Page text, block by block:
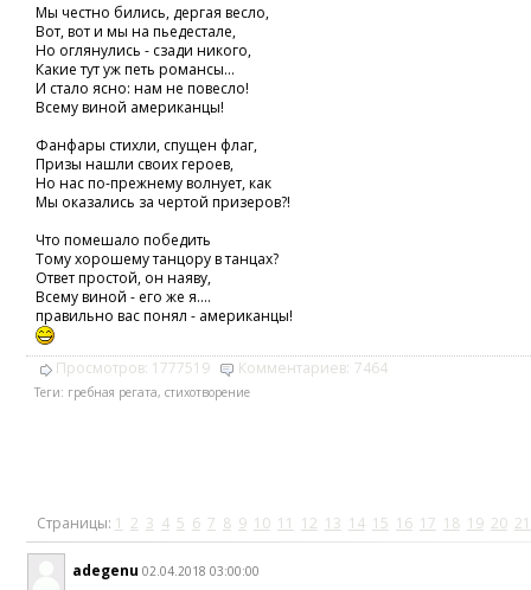
Мы честно бились, дергая весло,
Вот, вот и мы на пьедестале,
Но оглянулись - сзади никого,
Какие тут уж петь романсы...
И стало ясно: нам не повесло!
Всему виной американцы!
Фанфары стихли, спущен флаг,
Призы нашли своих героев,
Но нас по-прежнему волнует, как
Мы оказались за чертой призеров?!
Что помешало победить
Тому хорошему танцору в танцах?
Ответ простой, он наяву,
Всему виной - его же я....
правильно вас понял - американцы!
Просмотров: 1777519 Комментариев: 7464
Теги: гребная регата, стихотворение
Страницы: 1 2 3 4 5 6 7 8 9 10 11 12 13 14 15 16 17 18 19 20 21
adegenu 02.04.2018 03:00:00